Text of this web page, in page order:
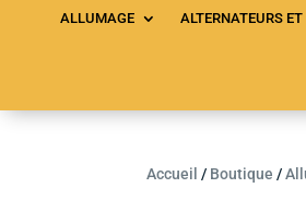
ALLUMAGE ALTERNATEURS
Accueil / Boutique /